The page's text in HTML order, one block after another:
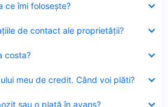
ce îmi foloseşte?
de contact ale proprietății?
costa?
meu de credit. Când voi plăti?
sau o plată în avans?